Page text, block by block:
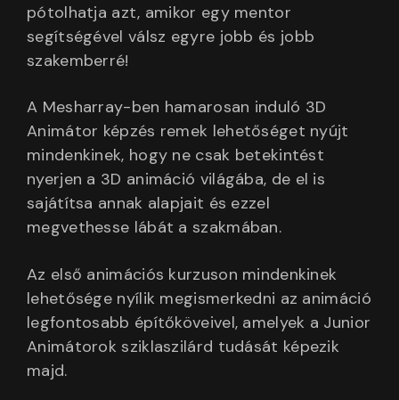
pótolhatja azt, amikor egy mentor
segítségével válsz egyre jobb és jobb
szakemberré!
A Mesharray-ben hamarosan induló 3D
Animátor képzés remek lehetőséget nyújt
mindenkinek, hogy ne csak betekintést
nyerjen a 3D animáció világába, de el is
sajátítsa annak alapjait és ezzel
megvethesse lábát a szakmában.
Az első animációs kurzuson mindenkinek
lehetősége nyílik megismerkedni az animáció
legfontosabb építőköveivel, amelyek a Junior
Animátorok sziklaszilárd tudását képezik
majd.